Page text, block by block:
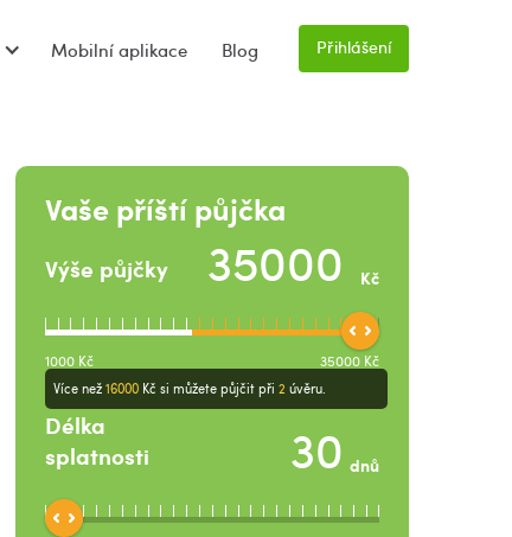
Mobilní aplikace Blog Přihlášení
Vaše příští půjčka
Výše půjčky Kč
1000 Kč 35000 Kč
Více než 16000 Kč si můžete půjčit při 2 úvěru.
Délka
splatnosti
dnů